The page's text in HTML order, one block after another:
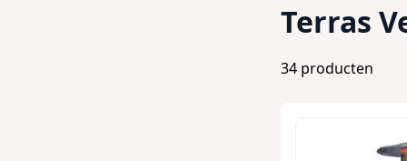
Terras
34producten